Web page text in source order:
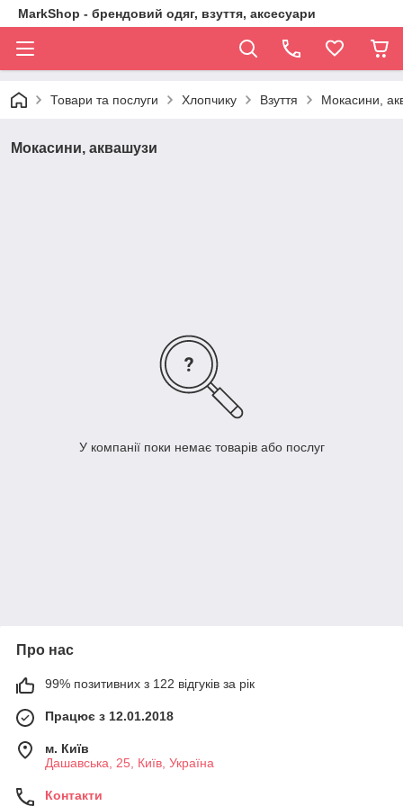
MarkShop - брендовий одяг, взуття, аксесуари
Товари та послуги Хлопчику Взуття Мокасини,
Мокасини, аквашузи
У компанії поки немає товарів або послуг
Про нас
99% позитивних з 122 відгуків за рік
Працює з 12.01.2018
м. Київ
Дашавська, 25, Київ, Україна
Контакти